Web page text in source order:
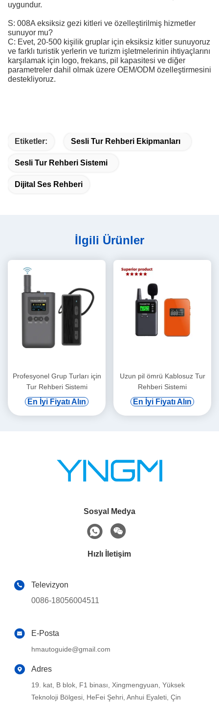
uygundur.
S: 008A eksiksiz gezi kitleri ve özelleştirilmiş hizmetler
sunuyor mu?
C: Evet, 20-500 kişilik gruplar için eksiksiz kitler sunuyoruz
ve farklı turistik yerlerin ve turizm işletmelerinin ihtiyaçlarını
karşılamak için logo, frekans, pil kapasitesi ve diğer
parametreler dahil olmak üzere OEM/ODM özelleştirmesini
destekliyoruz.
Etiketler: Sesli Tur Rehberi Ekipmanları
Sesli Tur Rehberi Sistemi
Dijital Ses Rehberi
İlgili Ürünler
Profesyonel Grup Turları için
Tur Rehberi Sistemi
En İyi Fiyatı Alın
Uzun pil ömrü Kablosuz Tur
Rehberi Sistemi
En İyi Fiyatı Alın
Sosyal Medya
Hızlı İletişim
Televizyon
0086-18056004511
E-Posta
hmautoguide@gmail.com
Adres
19. kat, B blok, F1 binası, Xingmengyuan, Yüksek
Teknoloji Bölgesi, HeFei Şehri, Anhui Eyaleti, Çin